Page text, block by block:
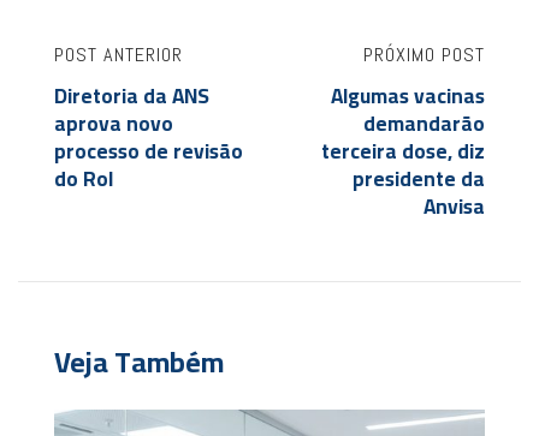
POST ANTERIOR
Diretoria da ANS
aprova novo
processo de revisão
do Rol
PRÓXIMO POST
Algumas vacinas
demandarão
terceira dose, diz
presidente da
Anvisa
Veja Também